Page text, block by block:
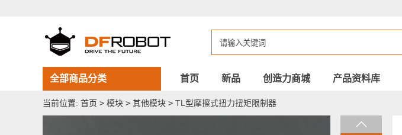
全部商品分类 首页 新品 创造力商城 产品资料库
当前位置: 首页 > 模块 > 其他模块 > TL型摩擦式扭力扭矩限制器